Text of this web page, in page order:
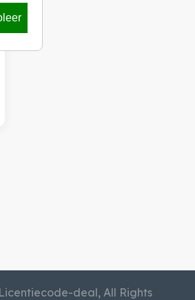
deal, All Rights